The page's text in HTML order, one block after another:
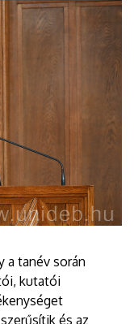
a tanév során
kutatói
és az